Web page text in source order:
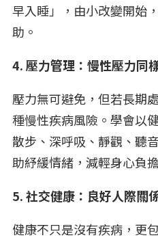
早入睡」，由小改變開始
助。
4. 壓力管理：慢性壓力同
壓力無可避免，但若長期
種慢性疾病風險。學會以
散步、深呼吸、靜觀、聽
助紓緩情緒，減輕身心負
5. 社交健康：良好人際關
健康不只是沒有疾病，更